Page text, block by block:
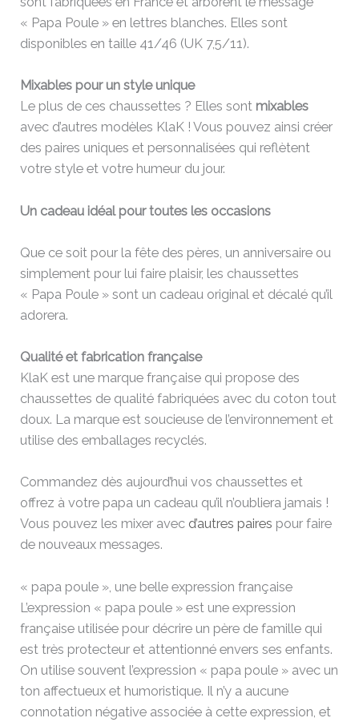
« Papa Poule » en lettres blanches. Elles sont
disponibles en taille 41/46 (UK 7,5/11).
Mixables pour un style unique
Le plus de ces chaussettes ? Elles sont mixables
avec d’autres modèles KlaK ! Vous pouvez ainsi créer
des paires uniques et personnalisées qui reflètent
votre style et votre humeur du jour.
Un cadeau idéal pour toutes les occasions
Que ce soit pour la fête des pères, un anniversaire ou
simplement pour lui faire plaisir, les chaussettes
« Papa Poule » sont un cadeau original et décalé qu’il
adorera.
Qualité et fabrication française
KlaK est une marque française qui propose des
chaussettes de qualité fabriquées avec du coton tout
doux. La marque est soucieuse de l’environnement et
utilise des emballages recyclés.
Commandez dès aujourd’hui vos chaussettes et
offrez à votre papa un cadeau qu’il n’oubliera jamais !
Vous pouvez les mixer avec d’autres paires pour faire
de nouveaux messages.
« papa poule », une belle expression française
L’expression « papa poule » est une expression
française utilisée pour décrire un père de famille qui
est très protecteur et attentionné envers ses enfants.
On utilise souvent l’expression « papa poule » avec un
ton affectueux et humoristique. Il n’y a aucune
connotation négative associée à cette expression, et